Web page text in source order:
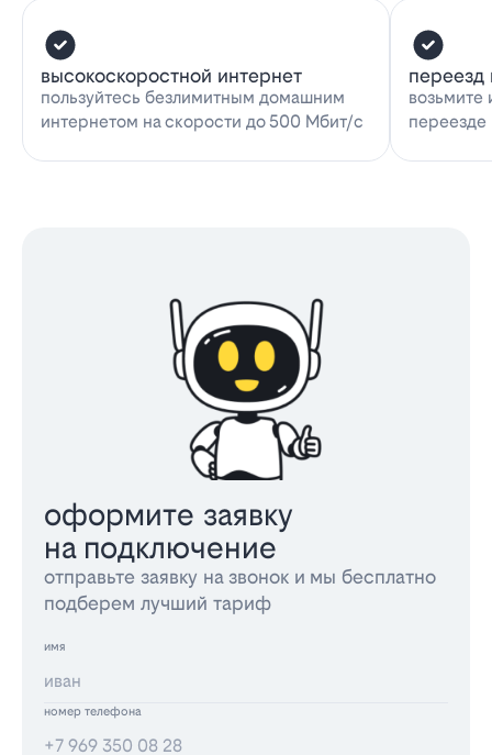
высокоскоростной интернет
пользуйтесь безлимитным домашним
интернетом на скорости до 500 Мбит/с
переезд
возьмите
переезде
оформите заявку
на подключение
отправьте заявку на звонок и мы бесплатно
подберем лучший тариф
имя
номер телефона